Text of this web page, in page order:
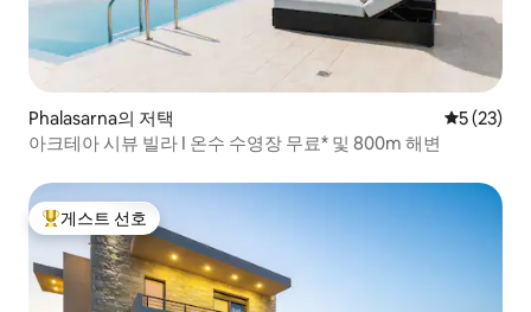
Phalasarna의 저택 평점 5점
5 (23)
아크테아 시뷰 빌라 I 온수 수영장 무료* 및 800m 해변
상위 게스트 선호
게스트 선호